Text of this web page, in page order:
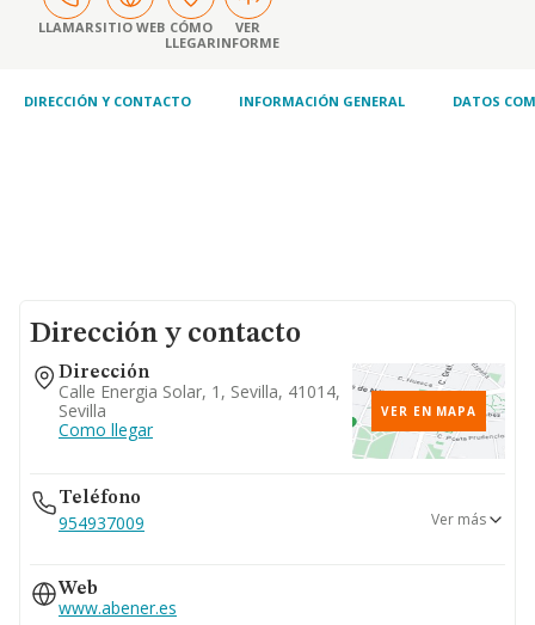
LLAMARSITIO WEB CÓMO
LLEGAR
VER
INFORME
DIRECCIÓN Y CONTACTO INFORMACIÓN GENERAL DATOS
Dirección y contacto
Dirección
Calle Energia Solar, 1, Sevilla, 41014,
Sevilla
Como llegar
VER EN MAPA
Teléfono
954937009
954937000
954937111
955404512
Ver más
Web
www.abener.es